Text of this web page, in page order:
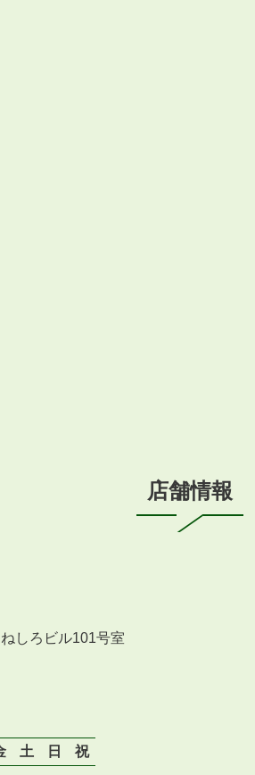
店舗情報
しろビル101号室
土 日
祝